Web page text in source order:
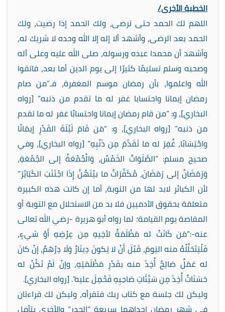
الخطبة الأخرى/
اللهم لك الحمد حتى ترضى، ولك الحمد إذا رضيت، ولك
الحمد بعد الرضى، وأشهد ألا إله إلا الله وحده لا شريك له،
وأشهد أن محمدا عبده ورسوله، صلى الله عليه وعلى آله
وصحبه وسلم تسليمًا كثيرًا إلى يوم الدين أما بعد، فاتقوا
الله واعلموا، بأن رمضان موسم المغفرة، فـ”من صام
رمضان إيمانا واحتسابا غفر له ما تقدم من ذنبه” [رواه
البخاري]، و: “من قام رمضان إيمانا واحتسابًا غفر له ما تقدم
من ذنبه” [رواه البخاري]، و: “مَن قَامَ لَيْلَةَ القَدْرِ إيمَانًا
واحْتِسَابًا، غُفِرَ له ما تَقَدَّمَ مِن ذَنْبِهِ” [رواه البخاري]، وفي
صحيح مسلم: “الصَّلَوَاتُ الخَمْسُ، وَالْجُمْعَةُ إلى الجُمْعَةِ،
وَرَمَضَانُ إلى رَمَضَانَ، مُكَفِّرَاتٌ ما بيْنَهُنَّ إِذَا اجْتَنَبَ الكَبَائِرَ”
لأن الكبائر لابد لها من التوبة، أما إن كانت هذه الكبيرة
متعلقة بحقوق الآدميين فلا بد من الاستحلال مع التوبة أو
المقاصة يوم القيامة؛ لما رواه أبو هريرة -رضي الله تعالى
عنه-:”مَن كَانَتْ له مَظْلَمَةٌ لأخِيهِ مِن عِرْضِهِ أَوْ شيءٍ،
فَلْيَتَحَلَّلْهُ منه اليَومَ، قَبْلَ أَنْ لا يَكونَ دِينَارٌ وَلَا دِرْهَمٌ، إنْ كانَ
له عَمَلٌ صَالِحٌ أُخِذَ منه بقَدْرِ مَظْلَمَتِهِ، وإنْ لَمْ تَكُنْ له
حَسَنَاتٌ أُخِذَ مِن سَيِّئَاتِ صَاحِبِهِ فَحُمِلَ عليه”. [رواه البخاري].
وليكن لك جلسة مع كتاب ربك فتقرأه، وليكن لك قراءتان
في شهر رمضان إحداهما سريعة “الحدر” والأخرى بتأمل